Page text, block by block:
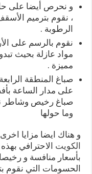
و نحرص أيضا على
، نقوم بترميم
الرطوبة .
نقوم بالرسم على
مواد عازلة بحيث
مميزة .
صباغ المنطقة
على مدار الساعة
صباغ رخيص وشاطر
وما حولها
و هناك ايضا مزايا
الكويت الاحترافي
بأسعار منافسة و
الحسومات التي نقوم